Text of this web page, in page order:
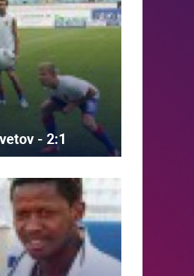
- 2:1